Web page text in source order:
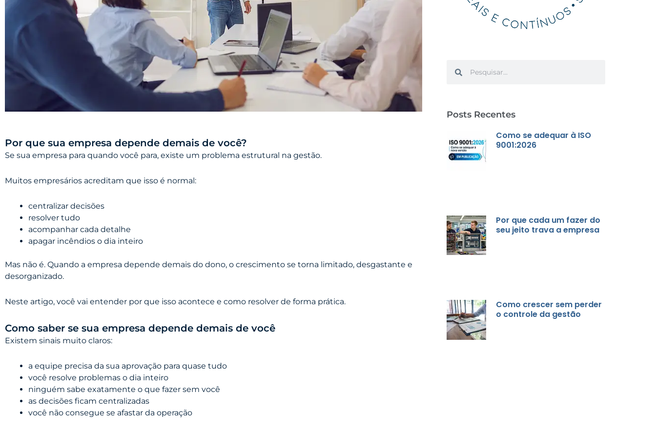
Por que sua empresa depende demais de você?
Se sua empresa para quando você para, existe um problema estrutural na gestão.
Muitos empresários acreditam que isso é normal:
centralizar decisões
resolver tudo
acompanhar cada detalhe
apagar incêndios o dia inteiro
Mas não é. Quando a empresa depende demais do dono, o crescimento se torna limitado, desgastante e
desorganizado.
Neste artigo, você vai entender por que isso acontece e como resolver de forma prática.
Como saber se sua empresa depende demais de você
Existem sinais muito claros:
a equipe precisa da sua aprovação para quase tudo
você resolve problemas o dia inteiro
ninguém sabe exatamente o que fazer sem você
as decisões ficam centralizadas
você não consegue se afastar da operação
Posts Recentes
Como se adequar à ISO
9001:2026
Por que cada um fazer do
seu jeito trava a empresa
Como crescer sem perder
o controle da gestão